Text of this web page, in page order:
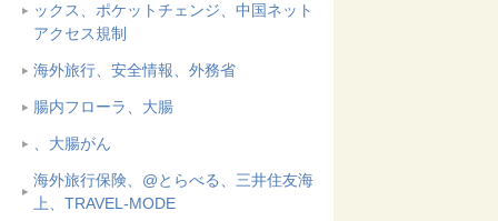
ックス、ポケットチェンジ、中国ネット
アクセス規制
海外旅行、安全情報、外務省
腸内フローラ、大腸
、大腸がん
海外旅行保険、@とらべる、三井住友海
上、TRAVEL-MODE